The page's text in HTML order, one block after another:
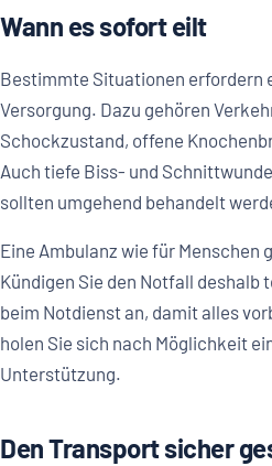
Wann es sofort eilt
Bestimmte Situationen erfordern
Versorgung. Dazu gehören
Schockzustand, offene
Auch tiefe Biss- und
sollten umgehend behandelt
Eine Ambulanz wie für Menschen
Kündigen Sie den Notfall deshalb
beim Notdienst an, damit alles
holen Sie sich nach Möglichkeit
Unterstützung.
Den Transport sicher